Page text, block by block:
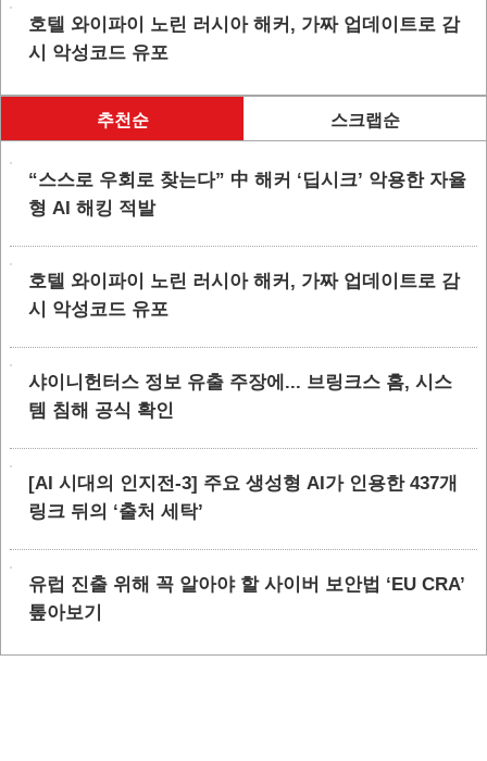
호텔 와이파이 노린 러시아 해커, 가짜 업데이트로 감
시 악성코드 유포
추천순 스크랩순
“스스로 우회로 찾는다” 中 해커 ‘딥시크’ 악용한 자율
형 AI 해킹 적발
호텔 와이파이 노린 러시아 해커, 가짜 업데이트로 감
시 악성코드 유포
샤이니헌터스 정보 유출 주장에... 브링크스 홈, 시스
템 침해 공식 확인
[AI 시대의 인지전-3] 주요 생성형 AI가 인용한 437개
링크 뒤의 ‘출처 세탁’
유럽 진출 위해 꼭 알아야 할 사이버 보안법 ‘EU CRA’
톺아보기